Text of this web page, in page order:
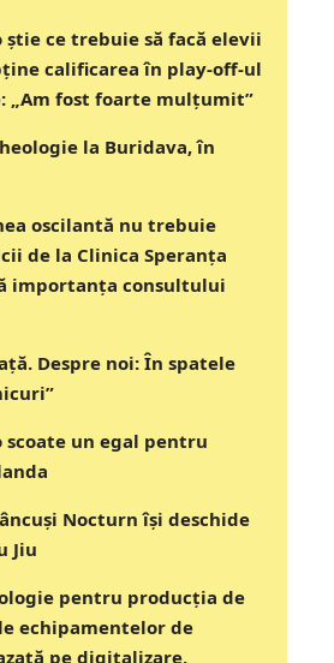
știe ce trebuie să facă elevii
calificarea în play-off-ul
„Am fost foarte mulțumit”
la Buridava, în
oscilantă nu trebuie
de la Clinica Speranța
importanța consultului
Despre noi: În spatele
scoate un egal pentru
Nocturn își deschide
Jiu
pentru producția de
echipamentelor de
pe digitalizare,